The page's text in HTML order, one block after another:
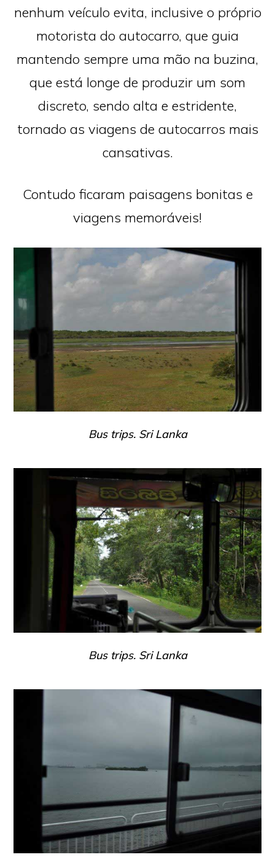
nenhum veículo evita, inclusive o próprio
motorista do autocarro, que guia
mantendo sempre uma mão na buzina,
que está longe de produzir um som
discreto, sendo alta e estridente,
tornado as viagens de autocarros mais
cansativas.
Contudo ficaram paisagens bonitas e
viagens memoráveis!
Bus trips. Sri Lanka
Bus trips. Sri Lanka